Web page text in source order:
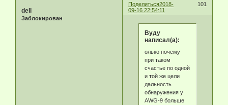
Поделиться 101
2018-
09-16 22:54:11
dell
Заблокирован
Byду
написал(а):
олько почему
при таком
счастье по одной
и той же цели
дальность
обнаружения у
AWG-9 больше